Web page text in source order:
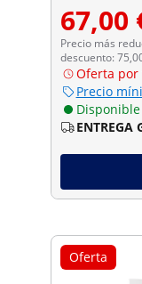
67,00
Precio más
descuento:
Oferta
Precio
Disponible
ENTREGA
Oferta